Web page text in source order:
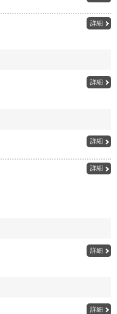
詳細
詳細
詳細
詳細
詳細
詳細